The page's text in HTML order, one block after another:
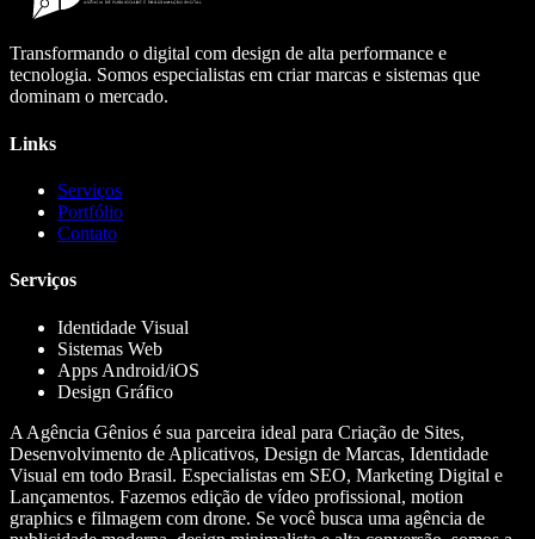
Transformando o digital com design de alta performance e
tecnologia. Somos especialistas em criar marcas e sistemas que
dominam o mercado.
Links
Serviços
Portfólio
Contato
Serviços
Identidade Visual
Sistemas Web
Apps Android/iOS
Design Gráfico
A Agência Gênios é sua parceira ideal para Criação de Sites,
Desenvolvimento de Aplicativos, Design de Marcas, Identidade
Visual em todo Brasil. Especialistas em SEO, Marketing Digital e
Lançamentos. Fazemos edição de vídeo profissional, motion
graphics e filmagem com drone. Se você busca uma agência de